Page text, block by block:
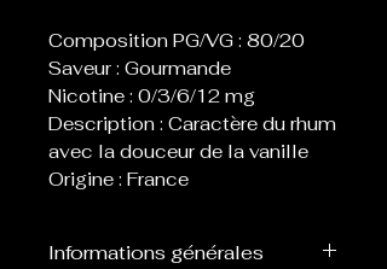
Composition PG/VG : 80/20
Saveur : Gourmande
Nicotine : 0/3/6/12 mg
Description : Caractère du rhum
avec la douceur de la vanille
Origine : France
Informations générales